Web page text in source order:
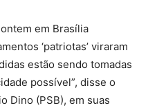
em Brasília
‘patriotas’ viraram
estão sendo tomadas
possível”, disse o
Dino (PSB), em suas